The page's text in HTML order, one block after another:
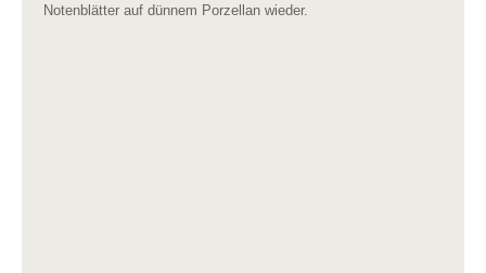
Notenblätter auf dünnem Porzellan wieder.